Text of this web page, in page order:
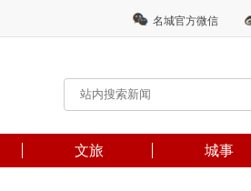
名城官方微信
文旅 城事